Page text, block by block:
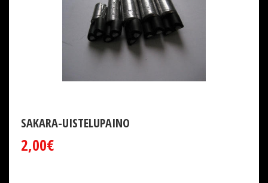
SAKARA-UISTELUPAINO
2,00€